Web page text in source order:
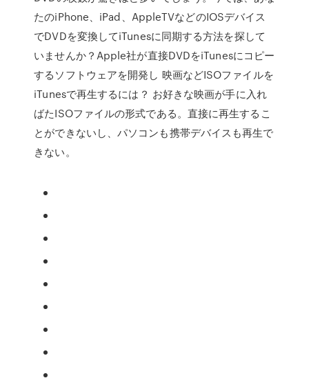
たのiPhone、iPad、AppleTVなどのIOSデバイス
でDVDを変換してiTunesに同期する方法を探して
いませんか？Apple社が直接DVDをiTunesにコピー
するソフトウェアを開発し 映画などISOファイルを
iTunesで再生するには？ お好きな映画が手に入れ
ばたISOファイルの形式である。直接に再生するこ
とができないし、パソコンも携帯デバイスも再生で
きない。